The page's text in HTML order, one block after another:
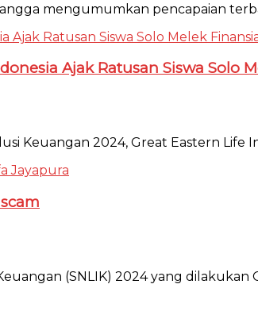
mengumumkan pencapaian
Ajak Ratusan Siswa Solo
Keuangan 2024, Great Eastern Life
(SNLIK) 2024 yang